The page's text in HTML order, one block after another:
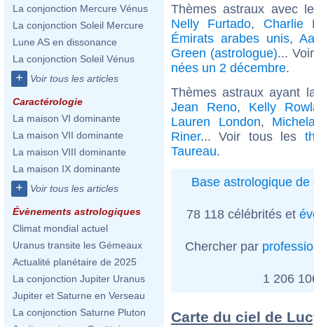
La conjonction Mercure Vénus
La conjonction Soleil Mercure
Lune AS en dissonance
La conjonction Soleil Vénus
+ Voir tous les articles
Caractérologie
La maison VI dominante
La maison VII dominante
La maison VIII dominante
La maison IX dominante
+ Voir tous les articles
Évènements astrologiques
Climat mondial actuel
Uranus transite les Gémeaux
Actualité planétaire de 2025
La conjonction Jupiter Uranus
Jupiter et Saturne en Verseau
La conjonction Saturne Pluton
Thèmes astraux avec
Nelly Furtado, Charlie
Émirats arabes unis,
Green (astrologue)...
nées un 2 décembre.
Thèmes astraux ayant
Jean Reno, Kelly
Lauren London,
Riner... Voir tous les
Taureau.
Base astrologique de
78 118 célébrités et
Chercher par
1 206
Carte du ciel de